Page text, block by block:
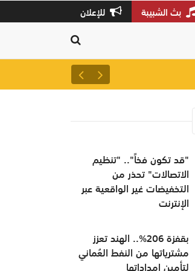
بث الشبيبة للإعلان
لتعزيز سلاسل الإمداد..
"قد تكون فخاً".. "تنظيم
الاتصالات" تحذر من
التخفيضات غير الواقعية عبر
الإنترنت
بقفزة 206%.. الهند تعزز
مشترياتها من النفط العُماني